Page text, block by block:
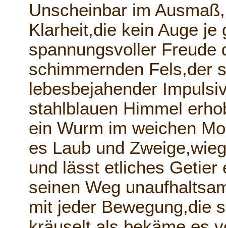
Unscheinbar im
Klarheit,die kein Auge
spannungsvoller Freude
schimmernden Fels,der
lebesbejahender
stahlblauen Himmel
ein Wurm im weichen
es Laub und
und lässt etliches Getier
seinen Weg
mit jeder Bewegung,die